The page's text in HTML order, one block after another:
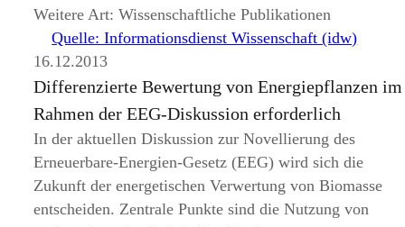
Weitere Art: Wissenschaftliche Publikationen
Quelle: Informationsdienst Wissenschaft (idw)
16.12.2013
Differenzierte Bewertung von Energiepflanzen im
Rahmen der EEG-Diskussion erforderlich
In der aktuellen Diskussion zur Novellierung des
Erneuerbare-Energien-Gesetz (EEG) wird sich die
Zukunft der energetischen Verwertung von Biomasse
entscheiden. Zentrale Punkte sind die Nutzung von